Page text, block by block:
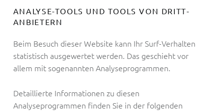
ANALYSE-TOOLS UND TOOLS VON DRITT­
ANBIETERN
Beim Besuch dieser Website kann Ihr Surf-Verhalten
statistisch ausgewertet werden. Das geschieht vor
allem mit sogenannten Analyseprogrammen.
Detaillierte Informationen zu diesen
Analyseprogrammen finden Sie in der folgenden